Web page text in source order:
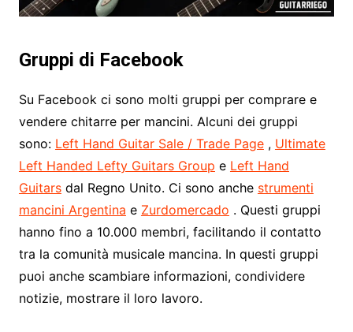
Gruppi di Facebook
Su Facebook ci sono molti gruppi per comprare e
vendere chitarre per mancini. Alcuni dei gruppi
sono: Left Hand Guitar Sale / Trade Page, Ultimate
Left Handed Lefty Guitars Group e Left Hand
Guitarsdal Regno Unito. Ci sono anche strumenti
mancini Argentina e Zurdomercado . Questi gruppi
hanno fino a 10.000 membri, facilitando il contatto
tra la comunità musicale mancina. In questi gruppi
puoi anche scambiare informazioni, condividere
notizie, mostrare il loro lavoro.